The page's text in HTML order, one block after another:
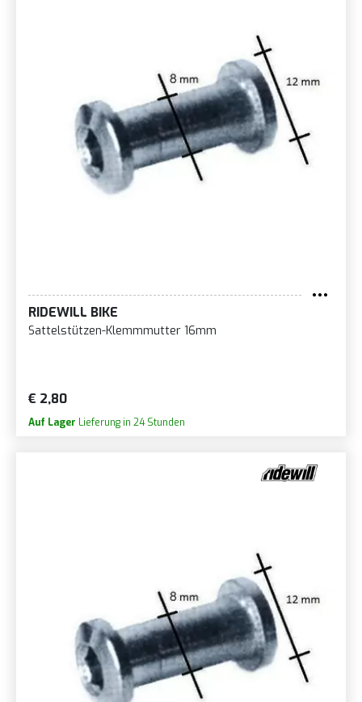
RIDEWILL BIKE
Sattelstützen-Klemmmutter 16mm
€ 2,80
Auf Lager Lieferung in 24 Stunden